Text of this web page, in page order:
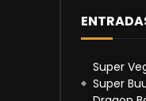
Super
Super